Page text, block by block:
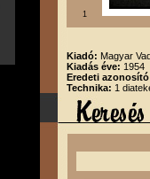
1
Kiadó: Magyar
Kiadás éve: 1954
Eredeti
Technika: 1